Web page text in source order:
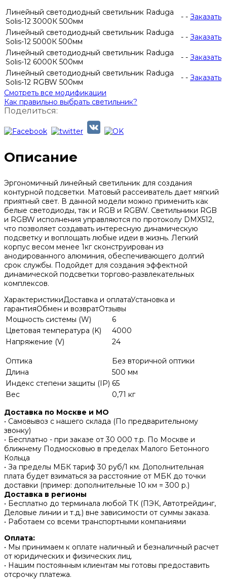
Линейный светодиодный светильник Raduga
Solis-12 3000К 500мм
- - Заказать
Линейный светодиодный светильник Raduga
Solis-12 5000К 500мм
- - Заказать
Линейный светодиодный светильник Raduga
Solis-12 6000К 500мм
- - Заказать
Линейный светодиодный светильник Raduga
Solis-12 RGBW 500мм
- - Заказать
Смотреть все модификации
Как правильно выбрать светильник?
Поделиться:
Описание
Эргономичный линейный светильник для создания
контурной подсветки. Матовый рассеиватель дает мягкий
приятный свет. В данной модели можно применить как
белые светодиоды, так и RGB и RGBW. Светильники RGB
и RGBW исполнения управляются по протоколу DMX512,
что позволяет создавать интересную динамическую
подсветку и воплощать любые идеи в жизнь. Легкий
корпус весом менее 1кг сконструирован из
анодированного алюминия, обеспечивающего долгий
срок службы. Подойдет для создания эффектной
динамической подсветки торгово-развлекательных
комплексов.
ХарактеристикиДоставка и оплатаУстановка и
гарантияОбмен и возвратОтзывы
Мощность системы (W)
6
Цветовая температура (K)
4000
Напряжение (V)
24
Оптика
Без вторичной оптики
Длина
500 мм
Индекс степени защиты (IP) 65
Вес
0,71 кг
Доставка по Москве и МО
• Самовывоз с нашего склада (По предварительному
звонку)
• Бесплатно - при заказе от 30 000 т.р. По Москве и
ближнему Подмосковью в пределах Малого Бетонного
Кольца
• За пределы МБК тариф 30 руб/1 км. Дополнительная
плата будет взиматься за расстояние от МБК до точки
доставки (пример: дополнительные 10 км = 300 р.)
Доставка в регионы
• Бесплатно до терминала любой ТК (ПЭК, Автотрейдинг,
Деловые линии и т.д.) вне зависимости от суммы заказа.
• Работаем со всеми транспортными компаниями
Оплата:
• Мы принимаем к оплате наличный и безналичный расчет
от юридических и физических лиц.
• Нашим постоянным клиентам мы готовы предоставить
отсрочку платежа.